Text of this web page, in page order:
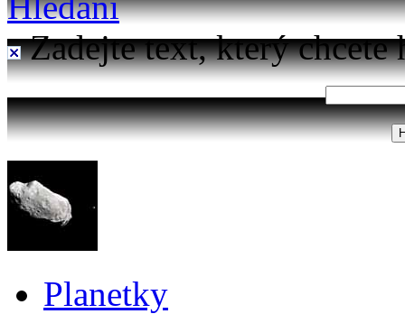
Zadejte text, který chcete
Planetky